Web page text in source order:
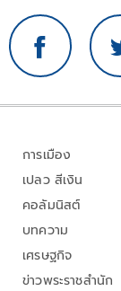
การเมือง
เปลว สีเงิน
คอลัมนิสต์
บทความ
เศรษฐกิจ
ข่าวพระราชสำนัก